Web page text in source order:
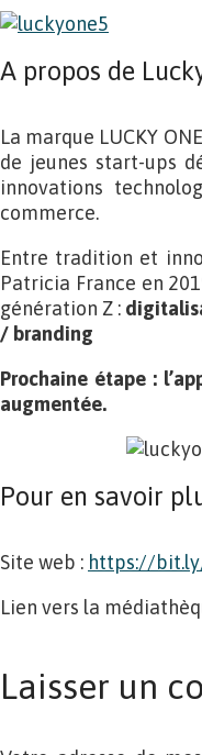
A propos de
La marque LUCKY
de jeunes start-ups
innovations
commerce.
Entre tradition et
Patricia France en
génération Z :
/ branding
Prochaine étape :
augmentée.
Pour en savoir
Site web : https://
Lien vers la
Laisser un